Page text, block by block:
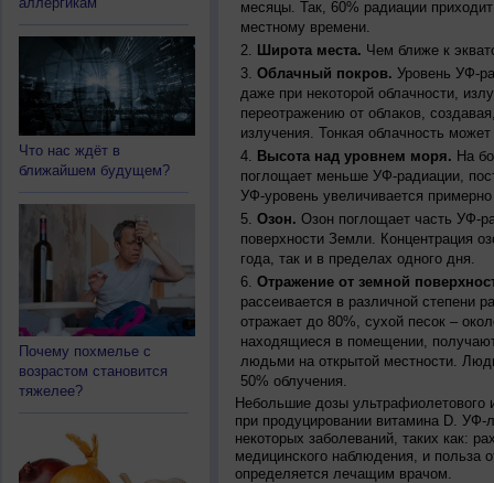
Что нас ждёт в
ближайшем будущем?
Почему похмелье с
возрастом становится
тяжелее?
месяцы. Так, 60% радиации
местному времени.
Широта места. Чем ближе к
Облачный покров. Уровень УФ-
даже при некоторой облачности,
переотражению от облаков,
излучения. Тонкая облачность
Высота над уровнем моря. На
поглощает меньше УФ-радиации,
УФ-уровень увеличивается
Озон. Озон поглощает часть УФ-
поверхности Земли. Концентрация
года, так и в пределах одного дня.
Отражение от земной
рассеивается в различной степени
отражает до 80%, сухой песок –
находящиеся в помещении,
людьми на открытой местности.
50% облучения.
Небольшие дозы ультрафиолетового
при продуцировании витамина D.
некоторых заболеваний, таких как:
медицинского наблюдения, и польза
определяется лечащим врачом.